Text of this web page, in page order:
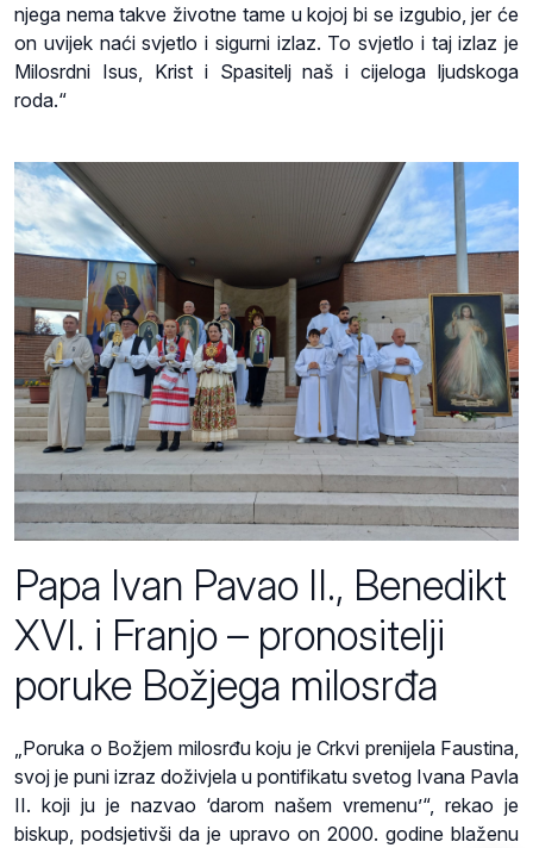
njega nema takve životne tame u kojoj bi se izgubio, jer će
on uvijek naći svjetlo i sigurni izlaz. To svjetlo i taj izlaz je
Milosrdni Isus, Krist i Spasitelj naš i cijeloga ljudskoga
roda.“
Papa Ivan Pavao II., Benedikt
XVI. i Franjo – pronositelji
poruke Božjega milosrđa
„Poruka o Božjem milosrđu koju je Crkvi prenijela Faustina,
svoj je puni izraz doživjela u pontifikatu svetog Ivana Pavla
II. koji ju je nazvao ‘darom našem vremenu’“, rekao je
biskup, podsjetivši da je upravo on 2000. godine blaženu